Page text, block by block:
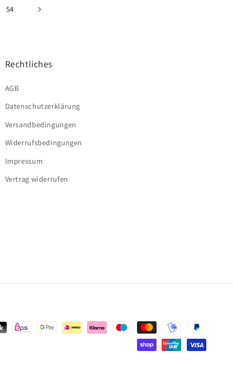
54
Rechtliches
AGB
Datenschutzerklärung
Versandbedingungen
Widerrufsbedingungen
Impressum
Vertrag widerrufen